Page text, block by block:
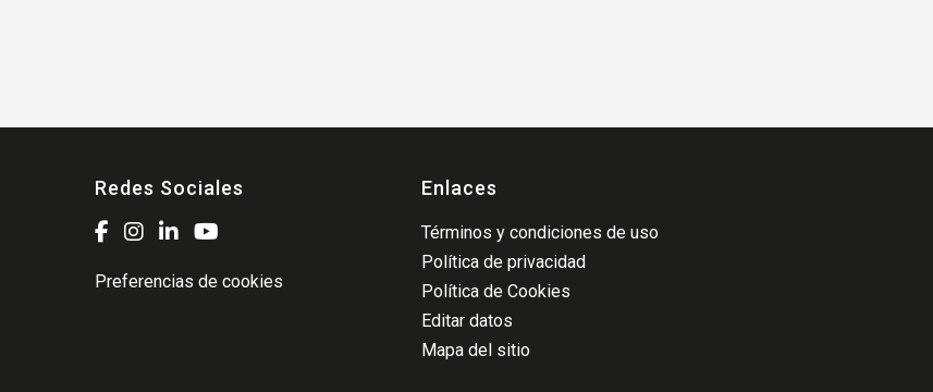
Redes Sociales
Preferencias de cookies
Enlaces
Términos y condiciones de uso
Política de privacidad
Política de Cookies
Editar datos
Mapa del sitio